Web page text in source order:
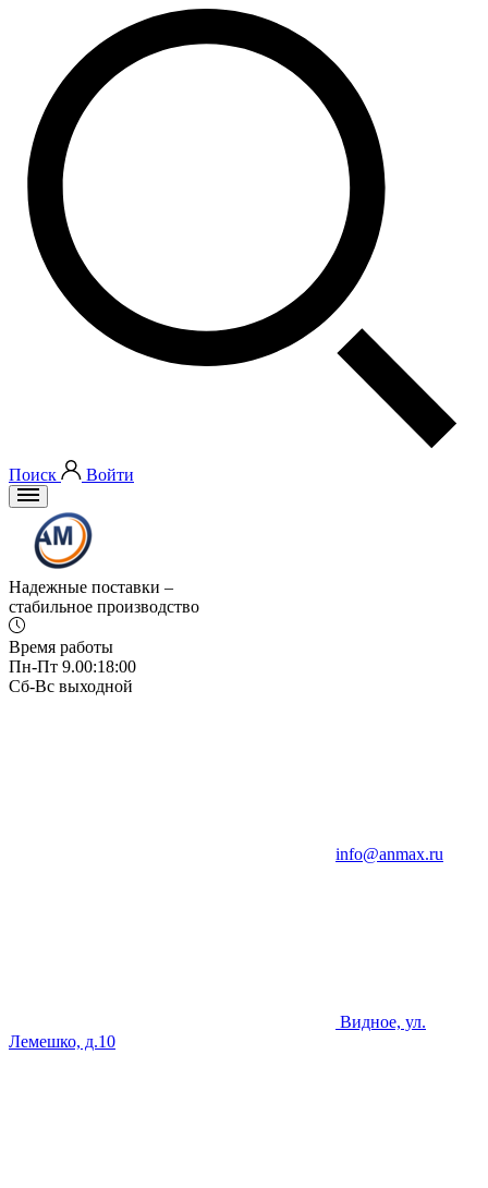
Поиск Войти
Надежные поставки –
стабильное производство
Время работы
Пн-Пт 9.00:18:00
Сб-Вс выходной
info@anmax.ru
Видное, ул.
Лемешко, д.10